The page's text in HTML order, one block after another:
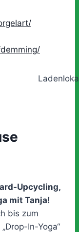
Upcycling,
mit Tanja!
bis zum
In-Yoga“